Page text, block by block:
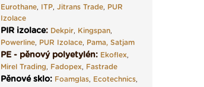
Eurothane, ITP, Jitrans Trade, PUR
Izolace
PIR izolace: Dekpir, Kingspan,
Powerline, PUR Izolace, Pama, Satjam
PE - pěnový polyetylén: Ekoflex,
Mirel Trading, Fadopex, Fastrade
Pěnové sklo: Foamglas, Ecotechnics,